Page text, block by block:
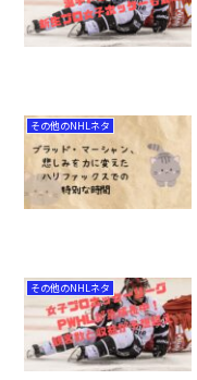
その他のNHLネタ
その他のNHLネタ